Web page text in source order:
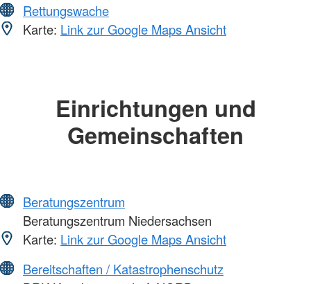
Rettungswache
Karte: Link zur Google Maps Ansicht
Einrichtungen und
Gemeinschaften
Beratungszentrum
Beratungszentrum Niedersachsen
Karte: Link zur Google Maps Ansicht
Bereitschaften / Katastrophenschutz